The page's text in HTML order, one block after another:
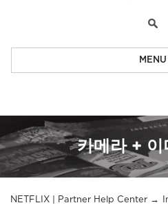
MENU
카메라 + 이
NETFLIX | Partner Help Center